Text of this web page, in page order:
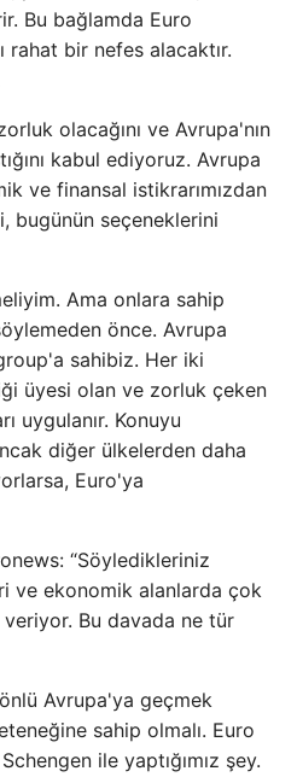
Bu bağlamda Euro
rahat bir nefes alacaktır.
olacağını ve Avrupa'nın
kabul ediyoruz. Avrupa
ve finansal istikrarımızdan
bugünün seçeneklerini
Ama onlara sahip
önce. Avrupa
sahibiz. Her iki
üyesi olan ve zorluk çeken
uygulanır. Konuyu
diğer ülkelerden daha
Euro'ya
“Söyledikleriniz
ve ekonomik alanlarda çok
Bu davada ne tür
Avrupa'ya geçmek
sahip olmalı. Euro
ile yaptığımız şey.